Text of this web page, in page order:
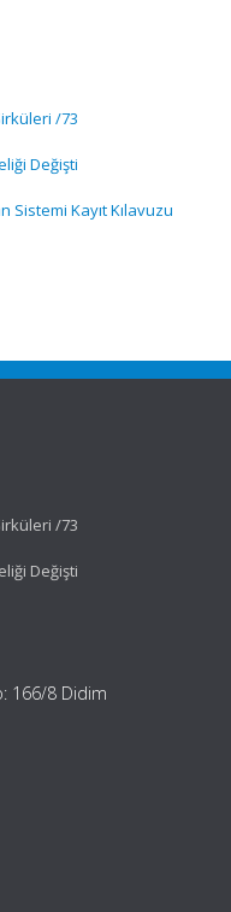
/73
Değişti
Sistemi Kayıt Kılavuzu
/73
Değişti
166/8 Didim